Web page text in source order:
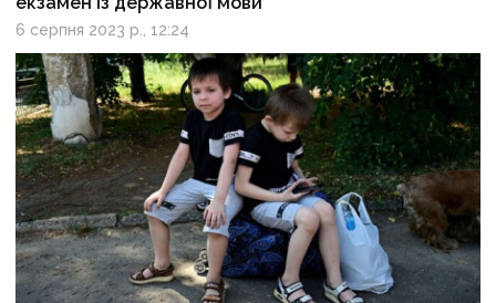
6 серпня 2023 р., 12:24